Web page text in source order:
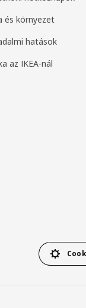
és környezet
hatások
az IKEA-nál